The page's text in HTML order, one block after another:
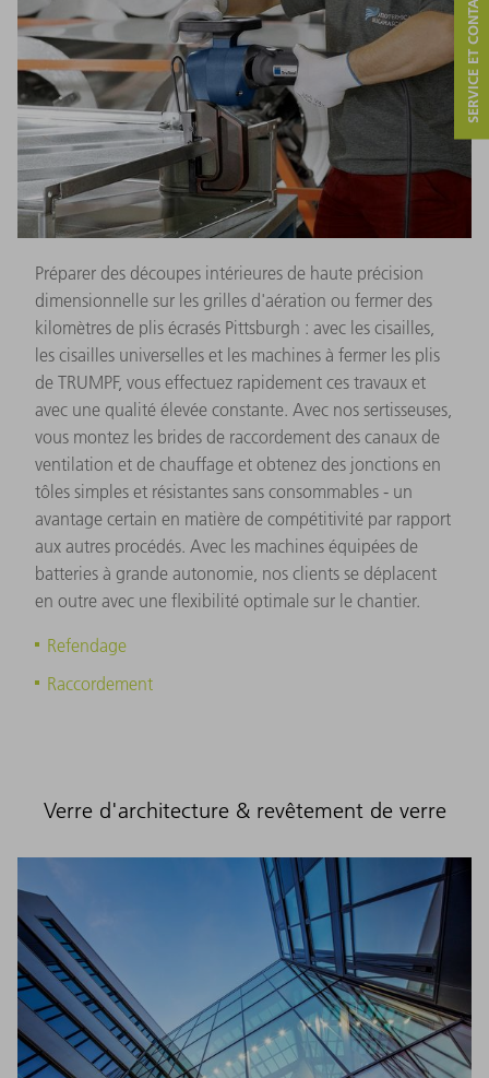
Préparer des découpes intérieures de haute précision
dimensionnelle sur les grilles d'aération ou fermer des
kilomètres de plis écrasés Pittsburgh : avec les cisailles,
les cisailles universelles et les machines à fermer les plis
de TRUMPF, vous effectuez rapidement ces travaux et
avec une qualité élevée constante. Avec nos sertisseuses,
vous montez les brides de raccordement des canaux de
ventilation et de chauffage et obtenez des jonctions en
tôles simples et résistantes sans consommables - un
avantage certain en matière de compétitivité par rapport
aux autres procédés. Avec les machines équipées de
batteries à grande autonomie, nos clients se déplacent
en outre avec une flexibilité optimale sur le chantier.
Refendage
Raccordement
Verre d'architecture & revêtement de verre
SERVICE ET CONTACT